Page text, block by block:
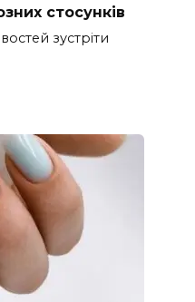
стосунків
зустріти